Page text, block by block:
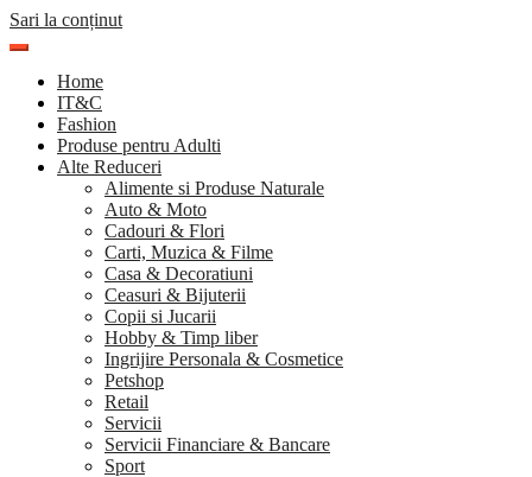
Sari la conținut
Home
IT&C
Fashion
Produse pentru Adulti
Alte Reduceri
Alimente si Produse Naturale
Auto & Moto
Cadouri & Flori
Carti, Muzica & Filme
Casa & Decoratiuni
Ceasuri & Bijuterii
Copii si Jucarii
Hobby & Timp liber
Ingrijire Personala & Cosmetice
Petshop
Retail
Servicii
Servicii Financiare & Bancare
Sport